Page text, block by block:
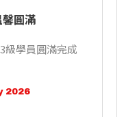
圓滿
級學員圓滿完成
2026